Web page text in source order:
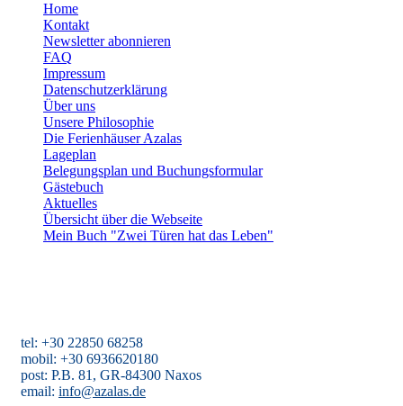
Home
Kontakt
Newsletter abonnieren
FAQ
Impressum
Datenschutzerklärung
Über uns
Unsere Philosophie
Die Ferienhäuser Azalas
Lageplan
Belegungsplan und Buchungsformular
Gästebuch
Aktuelles
Übersicht über die Webseite
Mein Buch "Zwei Türen hat das Leben"
tel: +30 22850 68258
mobil: +30 6936620180
post: P.B. 81, GR-84300 Naxos
email: info@azalas.de